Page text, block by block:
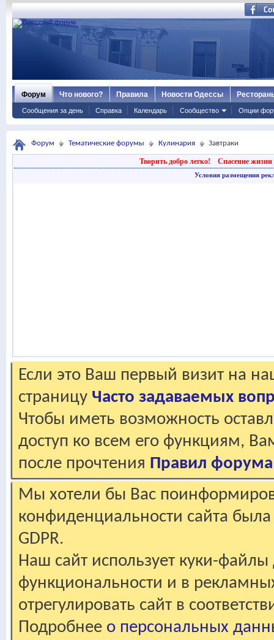
Форум
Сообщения за день Справка Календарь Сообщество Опции
Что нового? Правила Новости Одессы
Форум Тематические форумы Кулинария Завтраки
Творить добро легко! Спасение жизни
Условия размещения
Если это Ваш первый визит на
страницу Часто задаваемых
Чтобы иметь возможность
доступ ко всем его функциям,
после прочтения Правил форума
Мы хотели бы Вас
конфиденциальности сайта
GDPR.
Наш сайт использует куки-файлы
функциональности и в
отрегулировать сайт в
Подробнее о персональных